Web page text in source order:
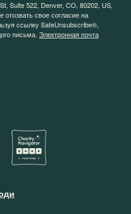
Suite 522, Denver, CO, 80202, US,
свое согласие на
ссылку SafeUnsubscribe®,
письма. Электронная почта